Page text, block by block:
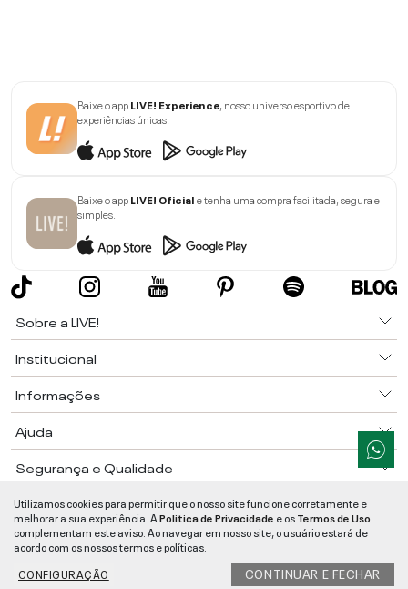
Baixe o appLIVE! Experience , nosso universo esportivo de
experiências únicas.
Baixe o appLIVE! Oficiale tenha uma compra facilitada, segura e
simples.
Sobre a LIVE!
Institucional
Informações
Ajuda
Segurança e Qualidade
DA COSTA, 1600 - BAIRRO VIEIRA - CEP 89257-207-JARAGUÁ DO SUL/SC
CNPJ:05.108.435/0001-78-MAPA DO SITE
Utilizamos cookies para permitir que o nosso site funcione corretamente e
melhorar a sua experiência. APolitica de Privacidade e osTermos de Uso
complementam este aviso. Ao navegar em nosso site, o usuário estará de
acordo com os nossos termos e políticas.
CONFIGURAÇÃO
CONTINUAR E FECHAR